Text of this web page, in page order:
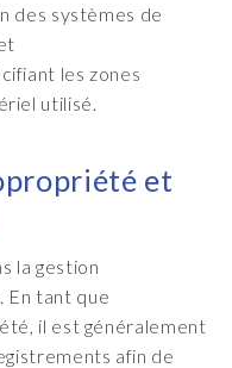
des systèmes de
les zones
utilisé.
et
la gestion
En tant que
il est généralement
afin de